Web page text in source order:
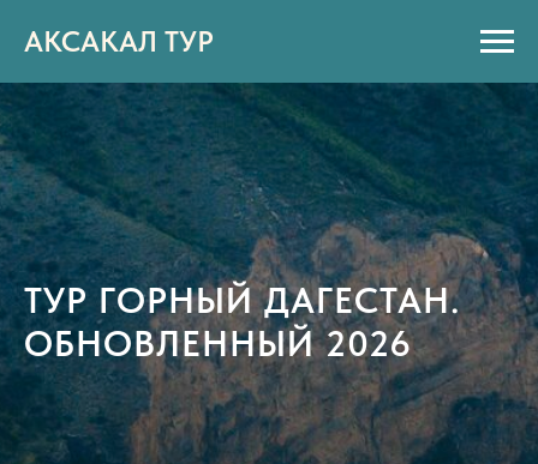
АКСАКАЛ ТУР
ТУР ГОРНЫЙ ДАГЕСТАН.
ОБНОВЛЕННЫЙ 2026